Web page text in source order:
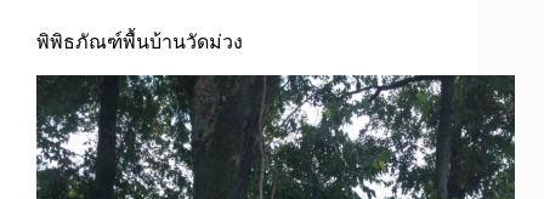
พิพิธภัณฑ์พื้นบ้านวัดม่วง